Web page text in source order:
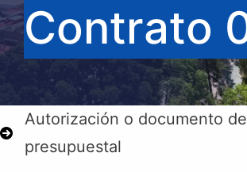
Contrato
Autorización o documento
presupuestal